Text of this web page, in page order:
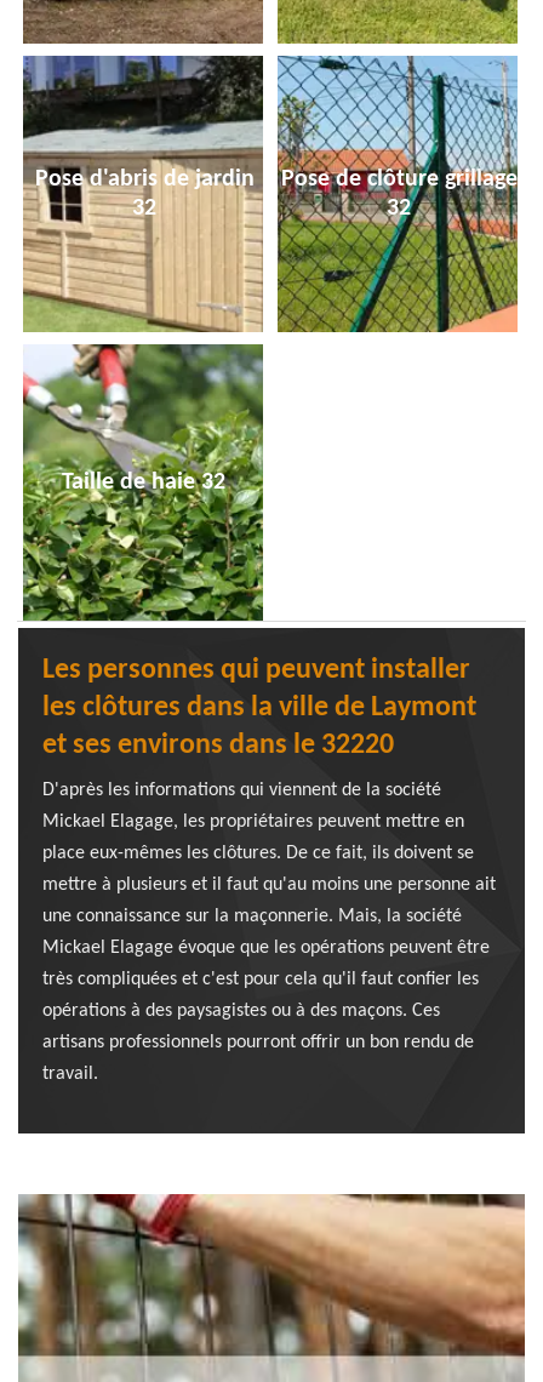
Pose d'abris de jardin
32
Pose de clôture grillage
32
Taille de haie 32
Les personnes qui peuvent installer
les clôtures dans la ville de Laymont
et ses environs dans le 32220
D'après les informations qui viennent de la société
Mickael Elagage, les propriétaires peuvent mettre en
place eux-mêmes les clôtures. De ce fait, ils doivent se
mettre à plusieurs et il faut qu'au moins une personne ait
une connaissance sur la maçonnerie. Mais, la société
Mickael Elagage évoque que les opérations peuvent être
très compliquées et c'est pour cela qu'il faut confier les
opérations à des paysagistes ou à des maçons. Ces
artisans professionnels pourront offrir un bon rendu de
travail.